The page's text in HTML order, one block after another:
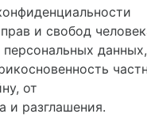
и свобод
от
и разглашения.